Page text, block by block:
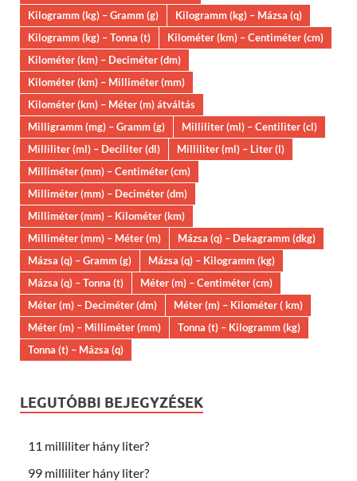
Kilogramm (kg) – Gramm (g)
Kilogramm (kg) – Mázsa (q)
Kilogramm (kg) – Tonna (t)
Kilométer (km) – Centiméter (cm)
Kilométer (km) – Deciméter (dm)
Kilométer (km) – Milliméter (mm)
Kilométer (km) – Méter (m) átváltás
Milligramm (mg) – Gramm (g)
Milliliter (ml) – Centiliter (cl)
Milliliter (ml) – Deciliter (dl)
Milliliter (ml) – Liter (l)
Milliméter (mm) – Centiméter (cm)
Milliméter (mm) – Deciméter (dm)
Milliméter (mm) – Kilométer (km)
Milliméter (mm) – Méter (m)
Mázsa (q) – Dekagramm (dkg)
Mázsa (q) – Gramm (g)
Mázsa (q) – Kilogramm (kg)
Mázsa (q) – Tonna (t)
Méter (m) – Centiméter (cm)
Méter (m) – Deciméter (dm)
Méter (m) – Kilométer ( km)
Méter (m) – Milliméter (mm)
Tonna (t) – Kilogramm (kg)
Tonna (t) – Mázsa (q)
LEGUTÓBBI BEJEGYZÉSEK
11 milliliter hány liter?
99 milliliter hány liter?